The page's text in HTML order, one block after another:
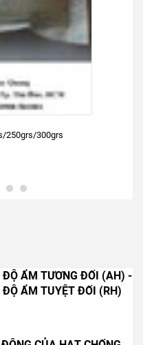
200grs/250grs/300grs
ĐỘ ẨM TƯƠNG ĐỐI (AH) -
ĐỘ ẨM TUYỆT ĐỐI (RH)